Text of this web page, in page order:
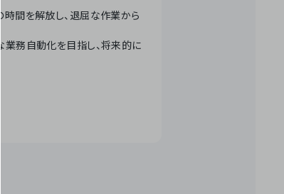
間を解放し、退屈な作業から
務自動化を目指し、将来的に